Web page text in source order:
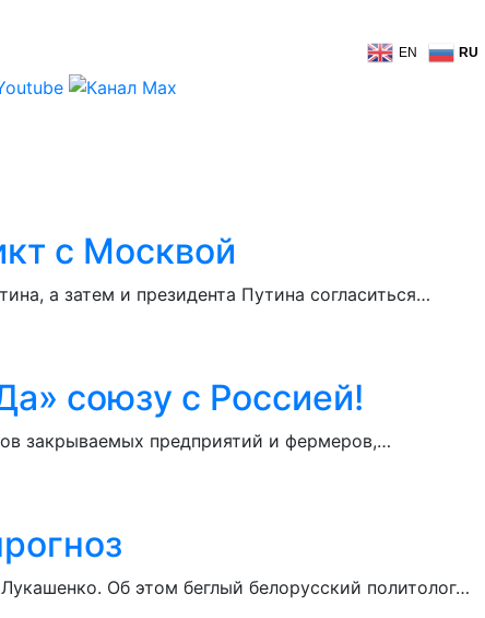
EN RU
с Москвой
а затем и президента Путина согласиться…
союзу с Россией!
закрываемых предприятий и фермеров,…
Об этом беглый белорусский политолог…